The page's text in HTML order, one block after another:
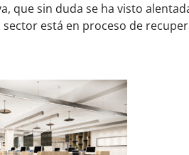
que sin duda se ha visto
está en proceso de